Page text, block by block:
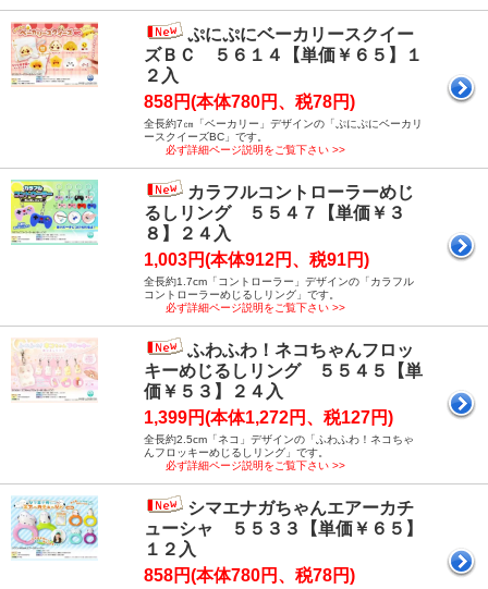
ぷにぷにベーカリースクイー
ズＢＣ ５６１４【単価￥６５】１
２入
858円(本体780円、税78円)
全長約7㎝「ベーカリー」デザインの「ぷにぷにベーカリ
ースクイーズBC」です。
必ず詳細ページ説明をご覧下さい >>
カラフルコントローラーめじ
るしリング ５５４７【単価￥３
８】２４入
1,003円(本体912円、税91円)
全長約1.7cm「コントローラー」デザインの「カラフル
コントローラーめじるしリング」です。
必ず詳細ページ説明をご覧下さい >>
ふわふわ！ネコちゃんフロッ
キーめじるしリング ５５４５【単
価￥５３】２４入
1,399円(本体1,272円、税127円)
全長約2.5cm「ネコ」デザインの「ふわふわ！ネコちゃ
んフロッキーめじるしリング」です。
必ず詳細ページ説明をご覧下さい >>
シマエナガちゃんエアーカチ
ューシャ ５５３３【単価￥６５】
１２入
858円(本体780円、税78円)